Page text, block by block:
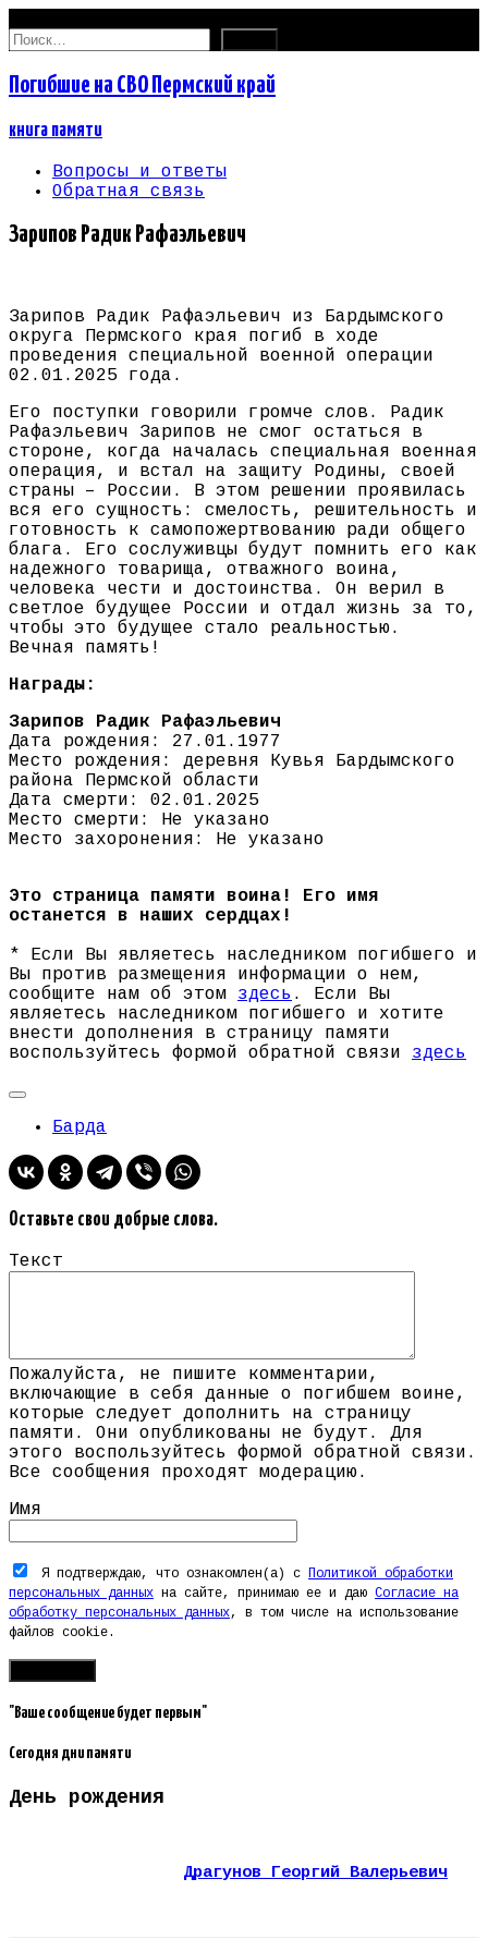
Найти:
Погибшие на СВО Пермский край
книга памяти
Вопросы и ответы
Обратная связь
Зарипов Радик Рафаэльевич
Зарипов Радик Рафаэльевич из Бардымского
округа Пермского края погиб в ходе
проведения специальной военной операции
02.01.2025 года.
Его поступки говорили громче слов. Радик
Рафаэльевич Зарипов не смог остаться в
стороне, когда началась специальная военная
операция, и встал на защиту Родины, своей
страны – России. В этом решении проявилась
вся его сущность: смелость, решительность и
готовность к самопожертвованию ради общего
блага. Его сослуживцы будут помнить его как
надежного товарища, отважного воина,
человека чести и достоинства. Он верил в
светлое будущее России и отдал жизнь за то,
чтобы это будущее стало реальностью.
Вечная память!
Награды:
Зарипов Радик Рафаэльевич
Дата рождения: 27.01.1977
Место рождения: деревня Кувья Бардымского
района Пермской области
Дата смерти: 02.01.2025
Место смерти: Не указано
Место захоронения: Не указано
Это страница памяти воина! Его имя
останется в наших сердцах!
* Если Вы являетесь наследником погибшего и
Вы против размещения информации о нем,
сообщите нам об этом здесь . Если Вы
являетесь наследником погибшего и хотите
внести дополнения в страницу памяти
воспользуйтесь формой обратной связи здесь
Барда
Оставьте свои добрые слова.
Текст
Пожалуйста, не пишите комментарии,
включающие в себя данные о погибшем воине,
которые следует дополнить на страницу
памяти. Они опубликованы не будут. Для
этого воспользуйтесь формой обратной связи.
Все сообщения проходят модерацию.
Имя
Я подтверждаю, что ознакомлен(а) с
Политикой обработки
персональных данных на сайте, принимаю ее и даю Согласие на
обработку персональных данных, в том числе на использование
файлов cookie.
"Ваше сообщение будет первым"
Сегодня дни памяти
День рождения
Драгунов Георгий Валерьевич